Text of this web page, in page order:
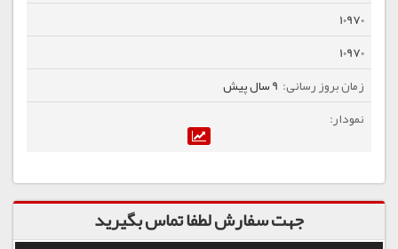
10970
10970
9 سال پیش
جهت سفارش لطفا تماس بگیرید